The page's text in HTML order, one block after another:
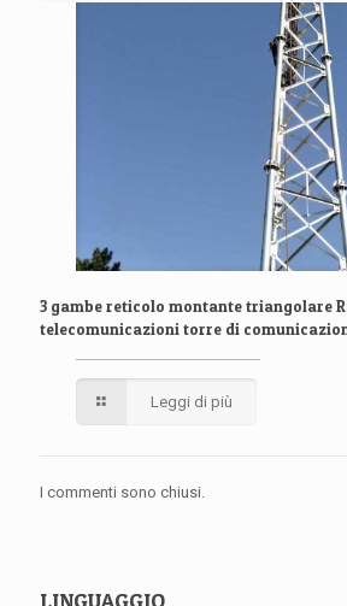
3 gambe reticolo montante triangolare
telecomunicazioni torre di
Leggi di più
I commenti sono chiusi.